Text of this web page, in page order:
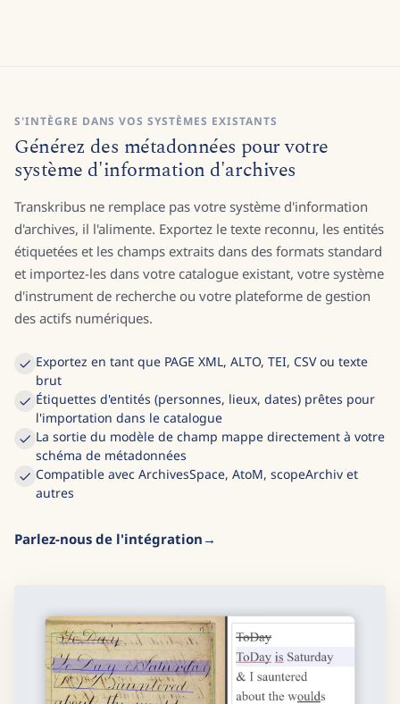
S'INTÈGRE DANS VOS SYSTÈMES EXISTANTS
Générez des métadonnées pour votre
système d'information d'archives
Transkribus ne remplace pas votre système d'information
d'archives, il l'alimente. Exportez le texte reconnu, les entités
étiquetées et les champs extraits dans des formats standard
et importez-les dans votre catalogue existant, votre système
d'instrument de recherche ou votre plateforme de gestion
des actifs numériques.
Exportez en tant que PAGE XML, ALTO, TEI, CSV ou texte
brut
Étiquettes d'entités (personnes, lieux, dates) prêtes pour
l'importation dans le catalogue
La sortie du modèle de champ mappe directement à votre
schéma de métadonnées
Compatible avec ArchivesSpace, AtoM, scopeArchiv et
autres
Parlez-nous de l'intégration